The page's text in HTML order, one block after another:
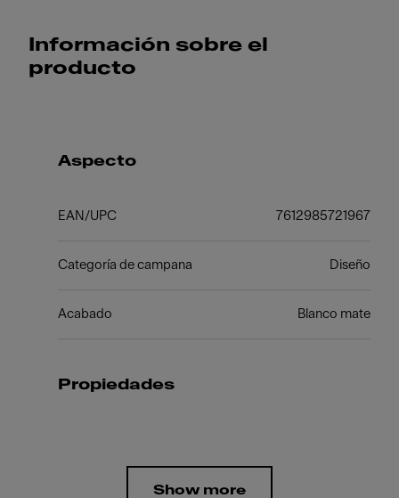
Información sobre el
producto
Aspecto
EAN/UPC 7612985721967
Categoría de campana Diseño
Acabado Blanco mate
Propiedades
Show more